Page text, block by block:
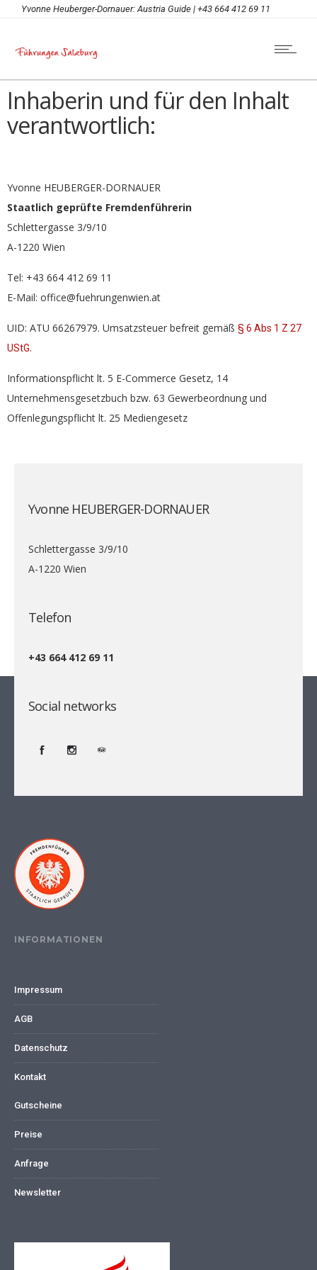
Yvonne Heuberger-Dornauer: Austria Guide | +43 664 412 69 11
Inhaberin und für den Inhalt
verantwortlich:
Yvonne HEUBERGER-DORNAUER
Staatlich geprüfte Fremdenführerin
Schlettergasse 3/9/10
A-1220 Wien
Tel: +43 664 412 69 11
E-Mail: office@fuehrungenwien.at
UID: ATU 66267979. Umsatzsteuer befreit gemäß § 6 Abs 1 Z 27
UStG.
Informationspflicht lt. 5 E-Commerce Gesetz, 14
Unternehmensgesetzbuch bzw. 63 Gewerbeordnung und
Offenlegungspflicht lt. 25 Mediengesetz
Yvonne HEUBERGER-DORNAUER
Schlettergasse 3/9/10
A-1220 Wien
Telefon
+43 664 412 69 11
Social networks
INFORMATIONEN
Impressum
AGB
Datenschutz
Kontakt
Gutscheine
Preise
Anfrage
Newsletter